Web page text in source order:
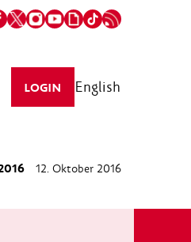
LOGIN English
12. Oktober 2016